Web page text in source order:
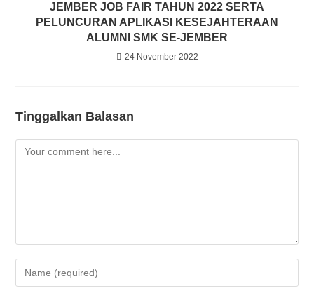
JEMBER JOB FAIR TAHUN 2022 SERTA
PELUNCURAN APLIKASI KESEJAHTERAAN
ALUMNI SMK SE-JEMBER
24 November 2022
Tinggalkan Balasan